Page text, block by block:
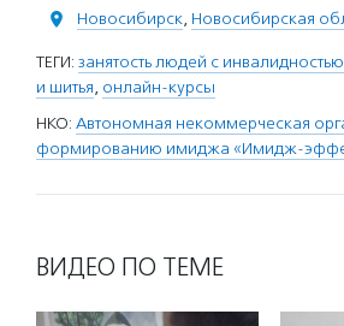
Новосибирск, Новосибирская
ТЕГИ: занятость людей с инвалидностью
и шитья, онлайн-курсы
НКО: Автономная некоммерческая
формированию имиджа «Имидж-
ВИДЕО ПО ТЕМЕ